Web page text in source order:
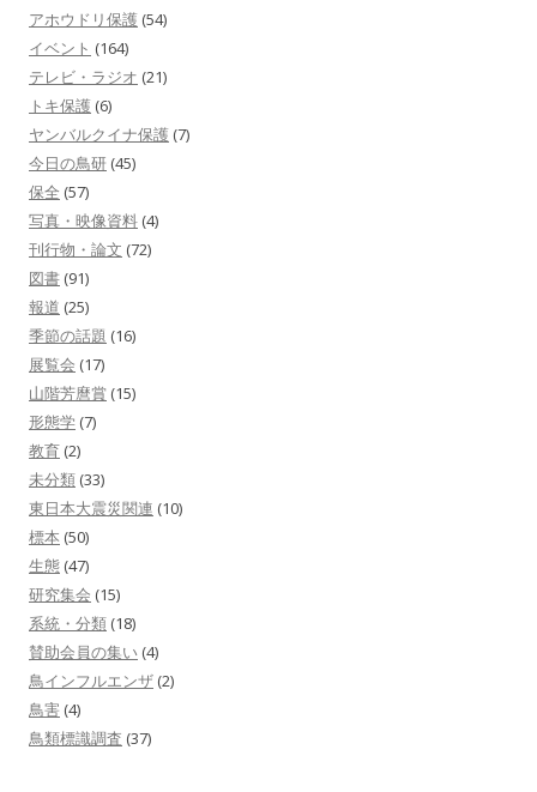
アホウドリ保護 (54)
イベント (164)
テレビ・ラジオ (21)
トキ保護 (6)
ヤンバルクイナ保護 (7)
今日の鳥研 (45)
保全 (57)
写真・映像資料 (4)
刊行物・論文 (72)
図書 (91)
報道 (25)
季節の話題 (16)
展覧会 (17)
山階芳麿賞 (15)
形態学 (7)
教育 (2)
未分類 (33)
東日本大震災関連 (10)
標本 (50)
生態 (47)
研究集会 (15)
系統・分類 (18)
賛助会員の集い (4)
鳥インフルエンザ (2)
鳥害 (4)
鳥類標識調査 (37)